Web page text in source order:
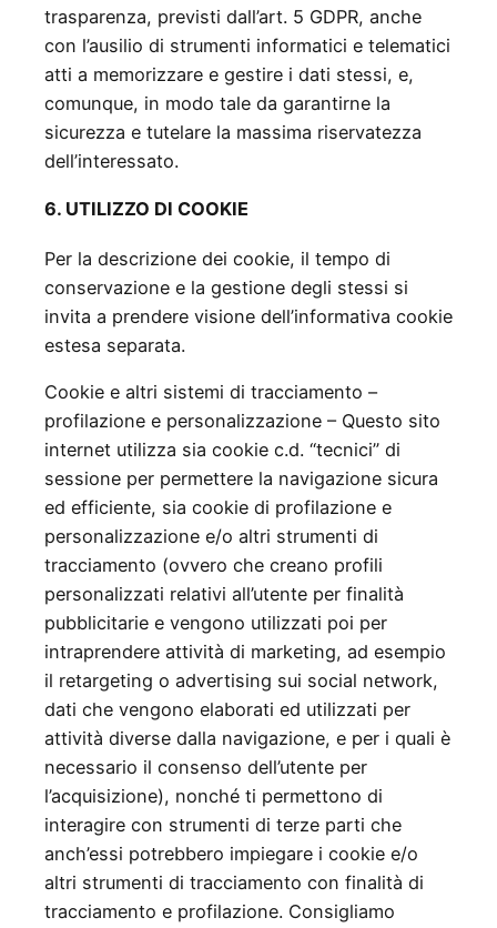
trasparenza, previsti dall’art. 5 GDPR, anche
con l’ausilio di strumenti informatici e telematici
atti a memorizzare e gestire i dati stessi, e,
comunque, in modo tale da garantirne la
sicurezza e tutelare la massima riservatezza
dell’interessato.
6. UTILIZZO DI COOKIE
Per la descrizione dei cookie, il tempo di
conservazione e la gestione degli stessi si
invita a prendere visione dell’informativa cookie
estesa separata.
Cookie e altri sistemi di tracciamento –
profilazione e personalizzazione – Questo sito
internet utilizza sia cookie c.d. “tecnici” di
sessione per permettere la navigazione sicura
ed efficiente, sia cookie di profilazione e
personalizzazione e/o altri strumenti di
tracciamento (ovvero che creano profili
personalizzati relativi all’utente per finalità
pubblicitarie e vengono utilizzati poi per
intraprendere attività di marketing, ad esempio
il retargeting o advertising sui social network,
dati che vengono elaborati ed utilizzati per
attività diverse dalla navigazione, e per i quali è
necessario il consenso dell’utente per
l’acquisizione), nonché ti permettono di
interagire con strumenti di terze parti che
anch’essi potrebbero impiegare i cookie e/o
altri strumenti di tracciamento con finalità di
tracciamento e profilazione. Consigliamo